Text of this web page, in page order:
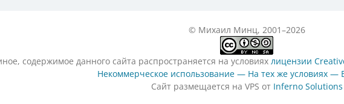
© Михаил Минц, 2001–2026
содержимое данного сайта распространяется на условиях лицензии
Некоммерческое использование — На тех же условиях —
Сайт размещается на VPS от Inferno Solutions